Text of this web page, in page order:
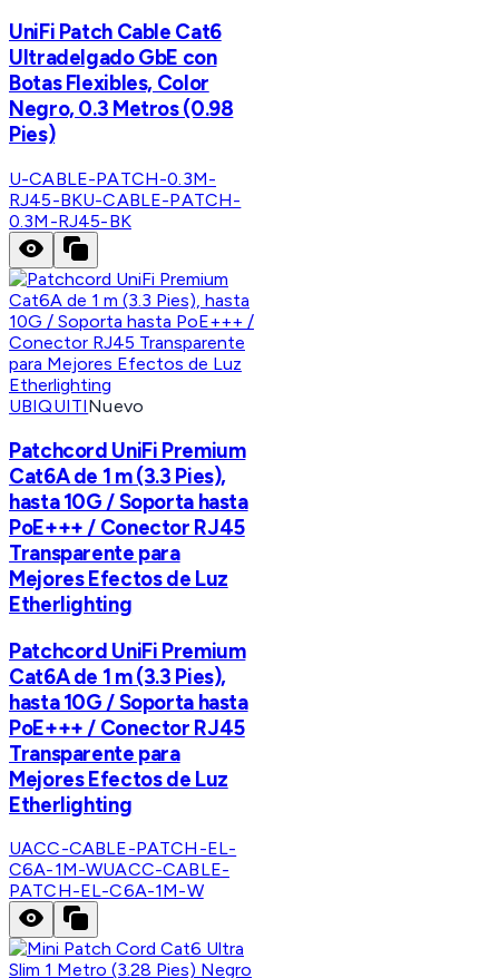
UniFi Patch Cable Cat6
Ultradelgado GbE con
Botas Flexibles, Color
Negro, 0.3 Metros (0.98
Pies)
U-CABLE-PATCH-0.3M-
RJ45-BKU-CABLE-PATCH-
0.3M-RJ45-BK
UBIQUITINuevo
Patchcord UniFi Premium
Cat6A de 1 m (3.3 Pies),
hasta 10G / Soporta hasta
PoE+++ / Conector RJ45
Transparente para
Mejores Efectos de Luz
Etherlighting
Patchcord UniFi Premium
Cat6A de 1 m (3.3 Pies),
hasta 10G / Soporta hasta
PoE+++ / Conector RJ45
Transparente para
Mejores Efectos de Luz
Etherlighting
UACC-CABLE-PATCH-EL-
C6A-1M-WUACC-CABLE-
PATCH-EL-C6A-1M-W